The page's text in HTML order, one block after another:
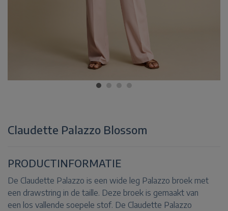
Claudette Palazzo Blossom
PRODUCTINFORMATIE
De Claudette Palazzo is een wide leg Palazzo broek met
een drawstring in de taille. Deze broek is gemaakt van
een los vallende soepele stof. De Claudette Palazzo